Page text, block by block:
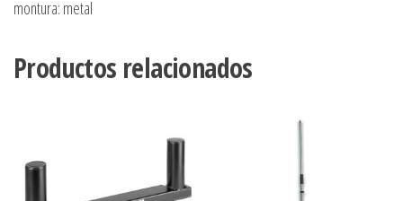
montura: metal
Productos relacionados